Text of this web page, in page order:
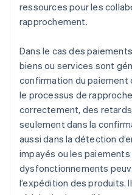
ressources pour les
rapprochement.
Dans le cas des
biens ou services sont
confirmation du paiement
le processus de
correctement, des
seulement dans la
aussi dans la détection
impayés ou les paiements
dysfonctionnements
l’expédition des produits.